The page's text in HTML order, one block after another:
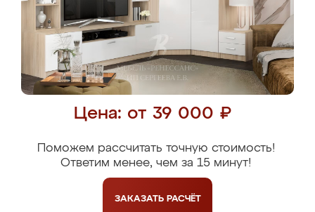
Цена: от 39 000 ₽
Поможем рассчитать точную стоимость!
Ответим менее, чем за 15 минут!
ЗАКАЗАТЬ РАСЧЁТ